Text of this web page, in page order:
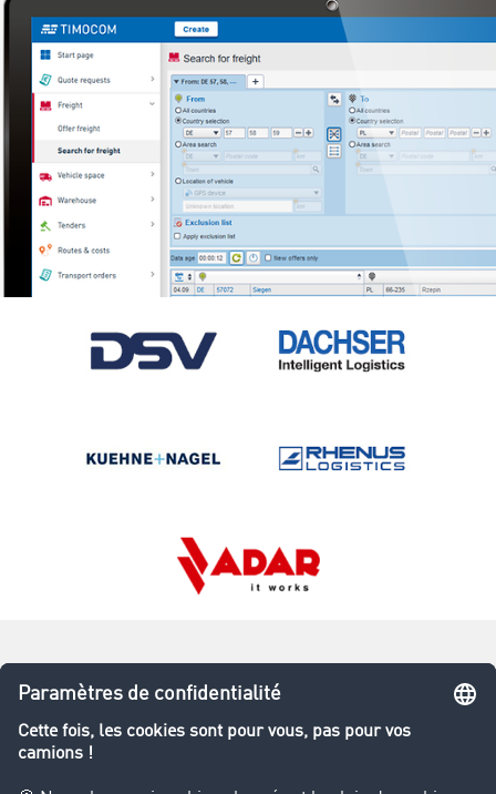
Inscription - il n'y a rien de
plus simple: